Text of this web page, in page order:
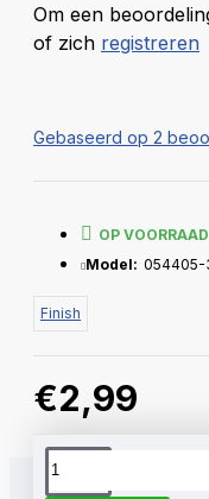
Om een
of zich registreren
Gebaseerd op 2
€2,99
OP VOORRAAD
Model: 054405-
Finish